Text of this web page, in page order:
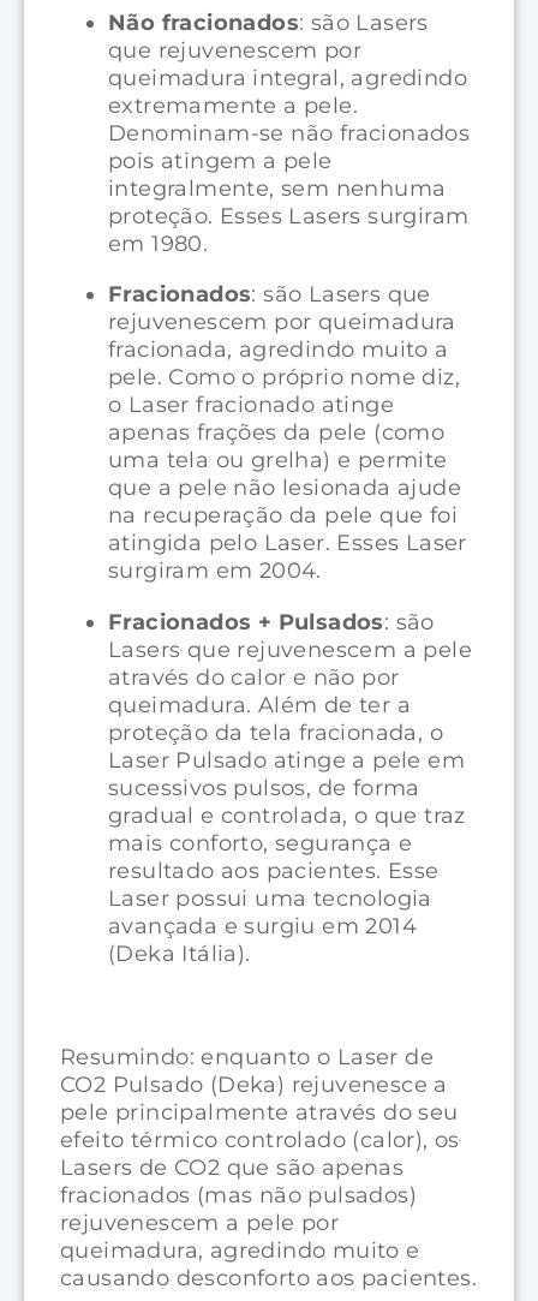
Não fracionados: são Lasers
que rejuvenescem por
queimadura integral, agredindo
extremamente a pele.
Denominam-se não fracionados
pois atingem a pele
integralmente, sem nenhuma
proteção. Esses Lasers surgiram
em 1980.
Fracionados: são Lasers que
rejuvenescem por queimadura
fracionada, agredindo muito a
pele. Como o próprio nome diz,
o Laser fracionado atinge
apenas frações da pele (como
uma tela ou grelha) e permite
que a pele não lesionada ajude
na recuperação da pele que foi
atingida pelo Laser. Esses Laser
surgiram em 2004.
Fracionados + Pulsados: são
Lasers que rejuvenescem a pele
através do calor e não por
queimadura. Além de ter a
proteção da tela fracionada, o
Laser Pulsado atinge a pele em
sucessivos pulsos, de forma
gradual e controlada, o que traz
mais conforto, segurança e
resultado aos pacientes. Esse
Laser possui uma tecnologia
avançada e surgiu em 2014
(Deka Itália).
Resumindo: enquanto o Laser de
CO2 Pulsado (Deka) rejuvenesce a
pele principalmente através do seu
efeito térmico controlado (calor), os
Lasers de CO2 que são apenas
fracionados (mas não pulsados)
rejuvenescem a pele por
queimadura, agredindo muito e
causando desconforto aos pacientes.